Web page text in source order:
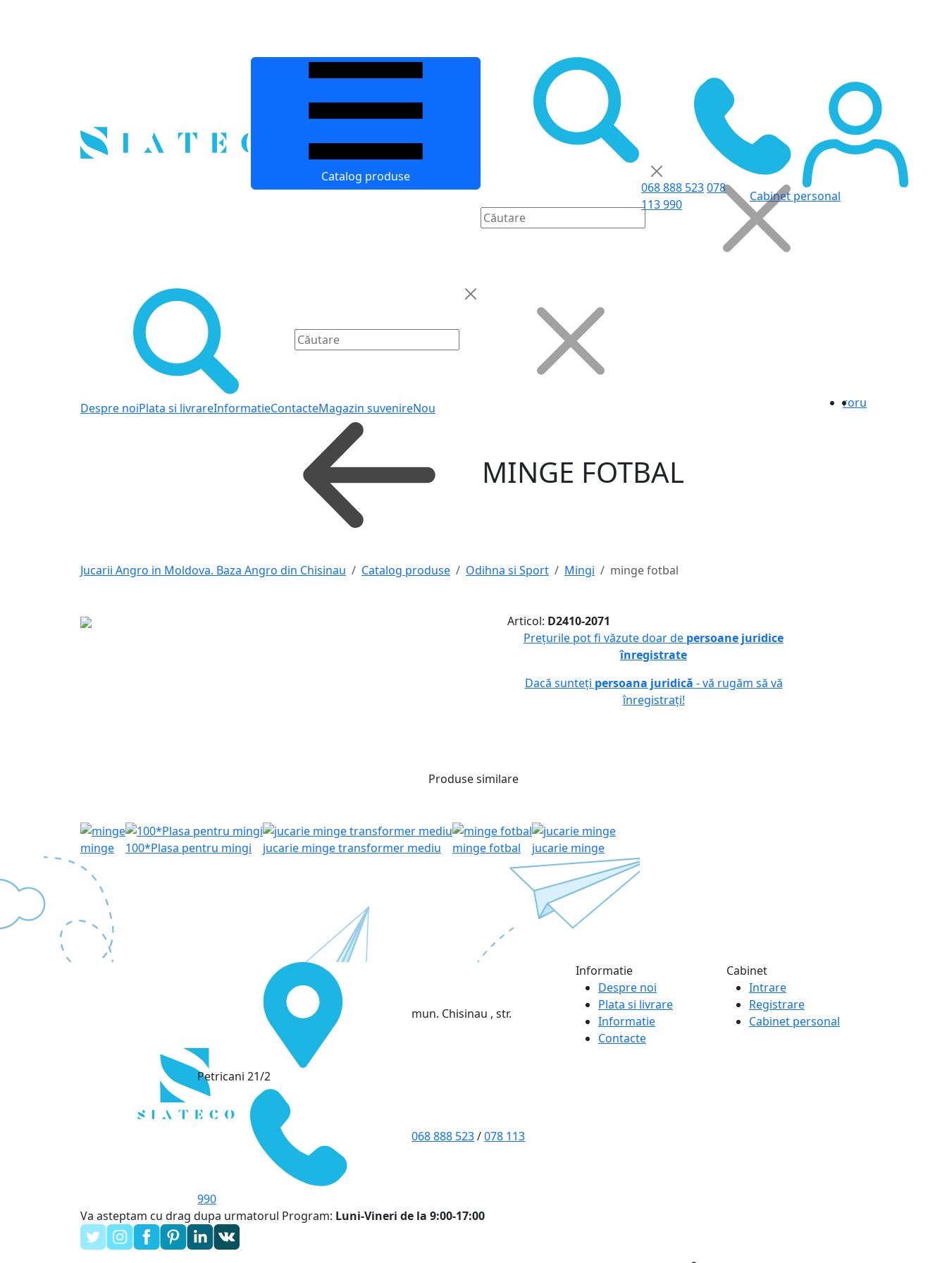
Catalog produse
068 888 523078
113 990
Cabinet personal
Despre noiPlata si livrareInformatieContacteMagazin suvenireNou roru
MINGE FOTBAL
Jucarii Angro in Moldova. Baza Angro din Chisinau Catalog produse Odihna si Sport Mingi minge fotbal
Articol: D2410-2071
Prețurile pot fi văzute doar de persoane juridice
înregistrate
Dacă sunteți persoana juridică - vă rugăm să vă
înregistrați!
Produse similare
minge 100*Plasa pentru mingi jucarie minge transformer mediu minge fotbal jucarie minge
mun. Chisinau , str.
Petricani 21/2
068 888 523/078 113
990
Va asteptam cu drag dupa urmatorul Program: Luni-Vineri de la 9:00-17:00
Informatie
Despre noi
Plata si livrare
Informatie
Contacte
Cabinet
Intrare
Registrare
Cabinet personal